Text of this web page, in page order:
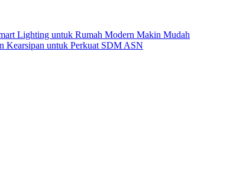
Lighting untuk Rumah Modern Makin Mudah
untuk Perkuat SDM ASN